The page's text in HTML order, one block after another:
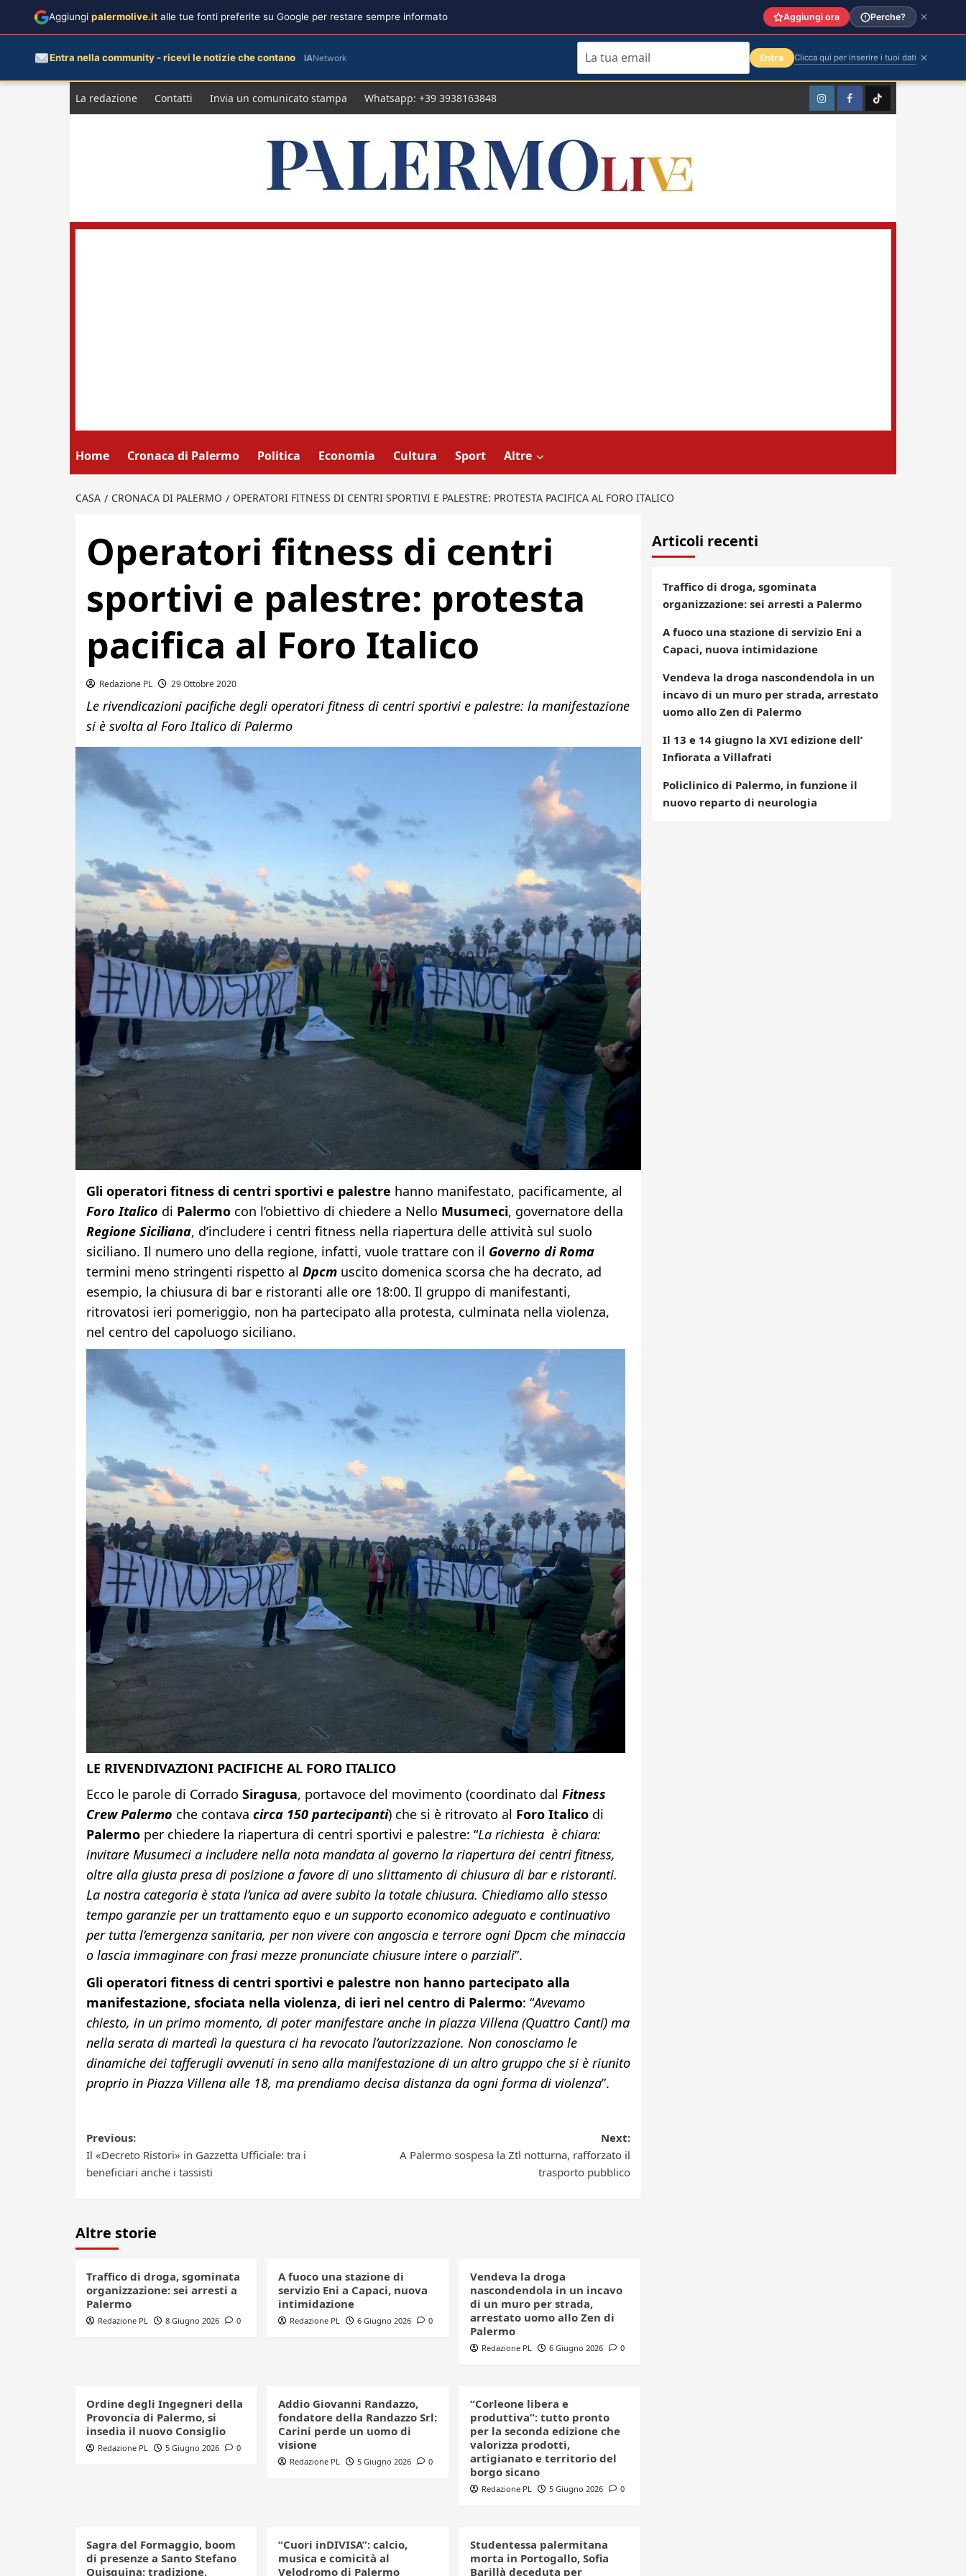
La redazione Contatti Invia un comunicato stampa Whatsapp: +39 3938163848 InstagramFacebookTikTok
Home Cronaca di Palermo Politica Economia Cultura Sport Altre
CASA CRONACA DI PALERMO OPERATORI FITNESS DI CENTRI SPORTIVI E PALESTRE: PROTESTA PACIFICA AL FORO ITALICO
Operatori fitness di centri
sportivi e palestre: protesta
pacifica al Foro Italico
Redazione PL 29 Ottobre 2020
Le rivendicazioni pacifiche degli operatori fitness di centri sportivi e palestre: la manifestazione
si è svolta al Foro Italico di Palermo
Gli operatori fitness di centri sportivi e palestre hanno manifestato, pacificamente, al
Foro Italico di Palermocon l’obiettivo di chiedere a Nello Musumeci, governatore della
Regione Siciliana, d’includere i centri fitness nella riapertura delle attività sul suolo
siciliano. Il numero uno della regione, infatti, vuole trattare con il Governo di Roma
termini meno stringenti rispetto al Dpcm uscito domenica scorsa che ha decrato, ad
esempio, la chiusura di bar e ristoranti alle ore 18:00. Il gruppo di manifestanti,
ritrovatosi ieri pomeriggio, non ha partecipato alla protesta, culminata nella violenza,
nel centro del capoluogo siciliano.
LE RIVENDIVAZIONI PACIFICHE AL FORO ITALICO
Ecco le parole di Corrado Siragusa, portavoce del movimento (coordinato dal Fitness
Crew Palermo che contava circa 150 partecipanti) che si è ritrovato al Foro Italicodi
Palermoper chiedere la riapertura di centri sportivi e palestre: “La richiesta è chiara:
invitare Musumeci a includere nella nota mandata al governo la riapertura dei centri fitness,
oltre alla giusta presa di posizione a favore di uno slittamento di chiusura di bar e ristoranti.
La nostra categoria è stata l’unica ad avere subito la totale chiusura. Chiediamo allo stesso
tempo garanzie per un trattamento equo e un supporto economico adeguato e continuativo
per tutta l’emergenza sanitaria, per non vivere con angoscia e terrore ogni Dpcm che minaccia
o lascia immaginare con frasi mezze pronunciate chiusure intere o parziali”.
Gli operatori fitness di centri sportivi e palestre non hanno partecipato alla
manifestazione, sfociata nella violenza, di ieri nel centro di Palermo: “Avevamo
chiesto, in un primo momento, di poter manifestare anche in piazza Villena (Quattro Canti) ma
nella serata di martedì la questura ci ha revocato l’autorizzazione. Non conosciamo le
dinamiche dei tafferugli avvenuti in seno alla manifestazione di un altro gruppo che si è riunito
proprio in Piazza Villena alle 18, ma prendiamo decisa distanza da ogni forma di violenza”.
Post
navigation
Previous:
Il «Decreto Ristori» in Gazzetta Ufficiale: tra i
beneficiari anche i tassisti
Next:
A Palermo sospesa la Ztl notturna, rafforzato il
trasporto pubblico
Altre storie
Traffico di droga, sgominata
organizzazione: sei arresti a
Palermo
Redazione PL 8 Giugno 2026 0
A fuoco una stazione di
servizio Eni a Capaci, nuova
intimidazione
Redazione PL 6 Giugno 2026 0
Vendeva la droga
nascondendola in un incavo
di un muro per strada,
arrestato uomo allo Zen di
Palermo
Redazione PL 6 Giugno 2026 0
Ordine degli Ingegneri della
Provoncia di Palermo, si
insedia il nuovo Consiglio
Redazione PL 5 Giugno 2026 0
Addio Giovanni Randazzo,
fondatore della Randazzo Srl:
Carini perde un uomo di
visione
Redazione PL 5 Giugno 2026 0
“Corleone libera e
produttiva”: tutto pronto
per la seconda edizione che
valorizza prodotti,
artigianato e territorio del
borgo sicano
Redazione PL 5 Giugno 2026 0
Sagra del Formaggio, boom
di presenze a Santo Stefano
Quisquina: tradizione,
“Cuori inDIVISA”: calcio,
musica e comicità al
Velodromo di Palermo
Studentessa palermitana
morta in Portogallo, Sofia
Barillà deceduta per
Articoli recenti
Traffico di droga, sgominata
organizzazione: sei arresti a Palermo
A fuoco una stazione di servizio Eni a
Capaci, nuova intimidazione
Vendeva la droga nascondendola in un
incavo di un muro per strada, arrestato
uomo allo Zen di Palermo
Il 13 e 14 giugno la XVI edizione dell’
Infiorata a Villafrati
Policlinico di Palermo, in funzione il
nuovo reparto di neurologia
Aggiungi palermolive.it alle tue fonti preferite su Google per restare sempre informato Aggiungi ora Perche?
Entra nella community - ricevi le notizie che contano IANetwork Entra Clicca qui per inserire i tuoi dati